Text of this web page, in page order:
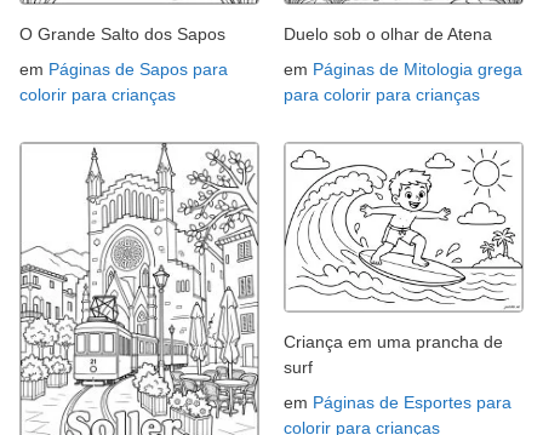
O Grande Salto dos Sapos
em Páginas de Sapos para
colorir para crianças
Duelo sob o olhar de Atena
em Páginas de Mitologia grega
para colorir para crianças
Criança em uma prancha de
surf
em Páginas de Esportes para
colorir para crianças